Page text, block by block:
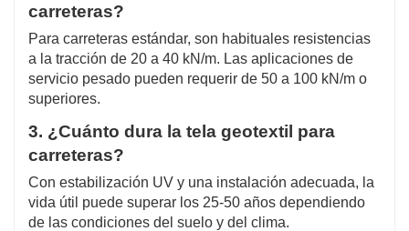
carreteras?
Para carreteras estándar, son habituales resistencias
a la tracción de 20 a 40 kN/m. Las aplicaciones de
servicio pesado pueden requerir de 50 a 100 kN/m o
superiores.
3. ¿Cuánto dura la tela geotextil para
carreteras?
Con estabilización UV y una instalación adecuada, la
vida útil puede superar los 25-50 años dependiendo
de las condiciones del suelo y del clima.